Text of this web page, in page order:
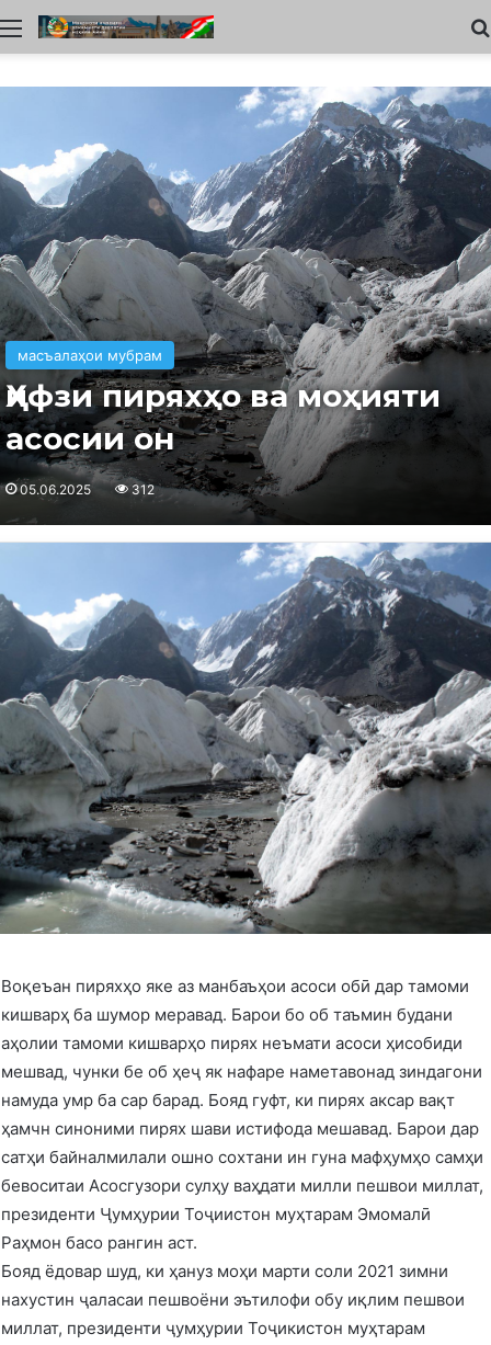
Меню
масъалаҳои мубрам
Ҳифзи пиряхҳо ва моҳияти
асосии он
05.06.2025 312
Воқеъан пиряхҳо яке аз манбаъҳои асоси обӣ дар тамоми
кишварҳ ба шумор меравад. Барои бо об таъмин будани
аҳолии тамоми кишварҳо пирях неъмати асоси ҳисобиди
мешвад, чунки бе об ҳеҷ як нафаре наметавонад зиндагони
намуда умр ба сар барад. Бояд гуфт, ки пирях аксар вақт
ҳамчн синоними пирях шави истифода мешавад. Барои дар
сатҳи байналмилали ошно сохтани ин гуна мафҳумҳо самҳи
бевоситаи Асосгузори сулҳу ваҳдати милли пешвои миллат,
президенти Ҷумҳурии Тоҷиистон муҳтарам Эмомалӣ
Раҳмон басо рангин аст.
Бояд ёдовар шуд, ки ҳануз моҳи марти соли 2021 зимни
нахустин ҷаласаи пешвоёни эътилофи обу иқлим пешвои
миллат, президенти ҷумҳурии Тоҷикистон муҳтарам